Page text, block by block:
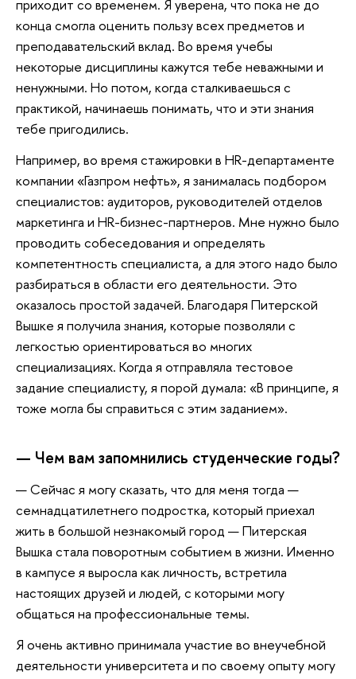
приходит со временем. Я уверена, что пока не до
конца смогла оценить пользу всех предметов и
преподавательский вклад. Во время учебы
некоторые дисциплины кажутся тебе неважными и
ненужными. Но потом, когда сталкиваешься с
практикой, начинаешь понимать, что и эти знания
тебе пригодились.
Например, во время стажировки в HR-департаменте
компании «Газпром нефть», я занималась подбором
специалистов: аудиторов, руководителей отделов
маркетинга и HR-бизнес-партнеров. Мне нужно было
проводить собеседования и определять
компетентность специалиста, а для этого надо было
разбираться в области его деятельности. Это
оказалось простой задачей. Благодаря Питерской
Вышке я получила знания, которые позволяли с
легкостью ориентироваться во многих
специализациях. Когда я отправляла тестовое
задание специалисту, я порой думала: «В принципе, я
тоже могла бы справиться с этим заданием».
— Чем вам запомнились студенческие годы?
— Сейчас я могу сказать, что для меня тогда —
семнадцатилетнего подростка, который приехал
жить в большой незнакомый город — Питерская
Вышка стала поворотным событием в жизни. Именно
в кампусе я выросла как личность, встретила
настоящих друзей и людей, с которыми могу
общаться на профессиональные темы.
Я очень активно принимала участие во внеучебной
деятельности университета и по своему опыту могу